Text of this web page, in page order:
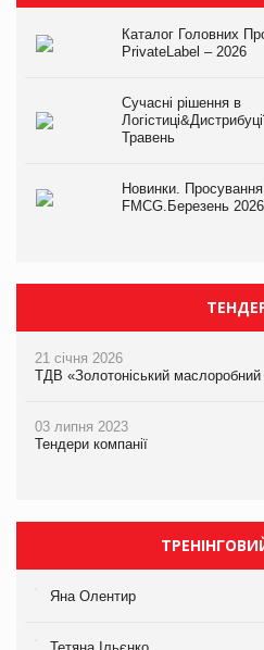
Каталог Головних
PrivateLabel – 2026
Сучасні рішення в
Травень
Новинки. Просування
FMCG.Березень 2026
21 січня 2026
ТДВ «Золотоніський маслоробний
03 липня 2023
Тендери компанії
Яна Олентир